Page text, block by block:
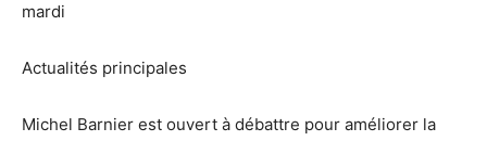
mardi
Actualités principales
Michel Barnier est ouvert à débattre pour améliorer la